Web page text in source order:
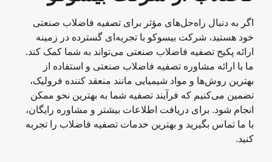
اگر به دنبال راه‌حل‌های مؤثر برای تصفیه فاضلاب صنعتی
خود هستید، شرکت بیسوکو با تجربه‌ای گسترده در زمینه
ارائه پکیج تصفیه فاضلاب صنعتی می‌تواند به شما کمک کند.
ما با ارائه مشاوره تصفیه فاضلاب صنعتی و استفاده از
بهترین روش‌ها و مواد شیمیایی مانند منعقد کننده فرولیک،
تضمین می‌کنیم که فرآیند تصفیه شما به بهترین نحو ممکن
انجام شود. برای دریافت اطلاعات بیشتر و مشاوره رایگان،
با ما تماس بگیرید و بهترین خدمات تصفیه فاضلاب را تجربه
کنید.